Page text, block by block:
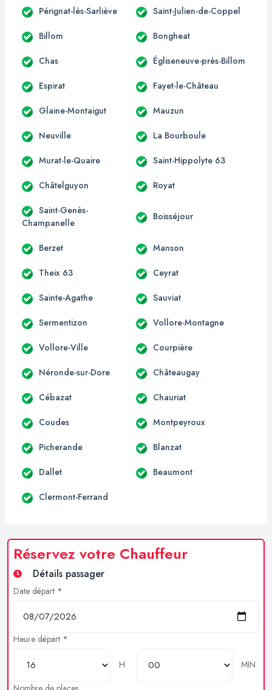
Pérignat-lès-Sarliève Saint-Julien-de-Coppel
Billom Bongheat
Chas Égliseneuve-près-Billom
Espirat Fayet-le-Château
Glaine-Montaigut Mauzun
Neuville La Bourboule
Murat-le-Quaire Saint-Hippolyte 63
Châtelguyon Royat
Saint-Genès-
Champanelle
Boisséjour
Berzet Manson
Theix 63 Ceyrat
Sainte-Agathe Sauviat
Sermentizon Vollore-Montagne
Vollore-Ville Courpière
Néronde-sur-Dore Châteaugay
Cébazat Chauriat
Coudes Montpeyroux
Picherande Blanzat
Dallet Beaumont
Clermont-Ferrand
Réservez votre Chauffeur
Détails passager
Date départ *
Heure départ *
H
MIN